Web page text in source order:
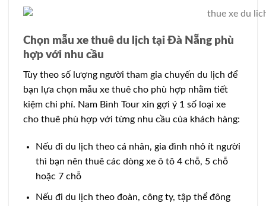
Chọn mẫu xe thuê du lịch tại Đà Nẵng phù
hợp với nhu cầu
Tùy theo số lượng người tham gia chuyến du lịch để
bạn lựa chọn mẫu xe thuê cho phù hợp nhằm tiết
kiệm chi phí. Nam Bình Tour xin gợi ý 1 số loại xe
cho thuê phù hợp với từng nhu cầu của khách hàng:
Nếu đi du lịch theo cá nhân, gia đình nhỏ ít người
thì bạn nên thuê các dòng xe ô tô 4 chỗ, 5 chỗ
hoặc 7 chỗ
Nếu đi du lịch theo đoàn, công ty, tập thể đông